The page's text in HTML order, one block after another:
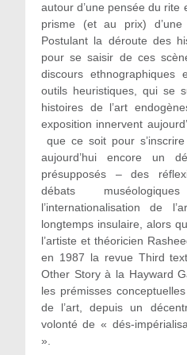
autour d’une pensée du rite
prisme (et au prix) d’une
Postulant la déroute des
pour se saisir de ces
discours ethnographiques
outils heuristiques, qui se
histoires de l’art
exposition innervent
que ce soit pour
aujourd’hui encore un
présupposés – des
débats
l’internationalisation de
longtemps insulaire, alors
l’artiste et théoricien
en 1987 la revue Third
Other Story à la Hayward
les prémisses
de l’art, depuis un
volonté de « dés-
».